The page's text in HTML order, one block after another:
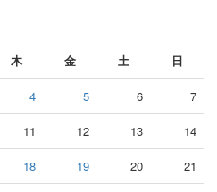
木 金 土 日
4 5 6 7
11 12 13 14
18 19 20 21